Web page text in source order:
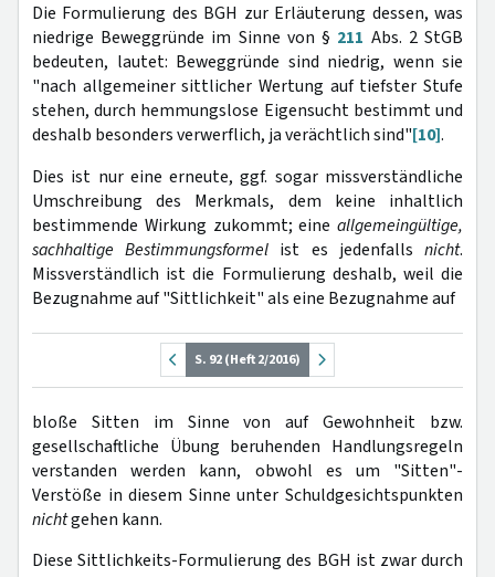
Die Formulierung des BGH zur Erläuterung dessen, was
niedrige Beweggründe im Sinne von § 211 Abs. 2 StGB
bedeuten, lautet: Beweggründe sind niedrig, wenn sie
"nach allgemeiner sittlicher Wertung auf tiefster Stufe
stehen, durch hemmungslose Eigensucht bestimmt und
deshalb besonders verwerflich, ja verächtlich sind"[10].
Dies ist nur eine erneute, ggf. sogar missverständliche
Umschreibung des Merkmals, dem keine inhaltlich
bestimmende Wirkung zukommt; eine allgemeingültige,
sachhaltige Bestimmungsformel ist es jedenfallsnicht.
Missverständlich ist die Formulierung deshalb, weil die
Bezugnahme auf "Sittlichkeit" als eine Bezugnahme auf
S. 92 (Heft 2/2016)
bloße Sitten im Sinne von auf Gewohnheit bzw.
gesellschaftliche Übung beruhenden Handlungsregeln
verstanden werden kann, obwohl es um "Sitten"-
Verstöße in diesem Sinne unter Schuldgesichtspunkten
nichtgehen kann.
Diese Sittlichkeits-Formulierung des BGH ist zwar durch